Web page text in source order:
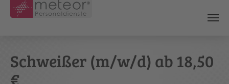
Schweißer (m/w/d) ab 18,50
€